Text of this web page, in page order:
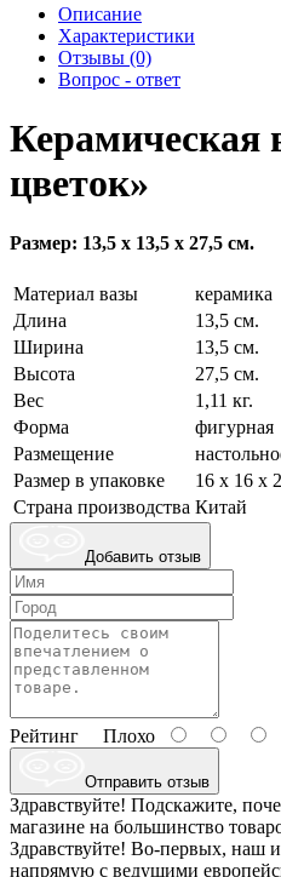
Описание
Характеристики
Отзывы (0)
Вопрос - ответ
Керамическая
цветок»
Размер: 13,5 х 13,5 х 27,5 см.
Материал вазы
керамика
Длина
13,5 см.
Ширина
13,5 см.
Высота
27,5 см.
Вес
1,11 кг.
Форма
фигурная
Размещение
Размер в упаковке
16 х 16 х
Страна производства Китай
Добавить отзыв
Рейтинг Плохо
Отправить отзыв
Здравствуйте! Подскажите,
магазине на большинство
Здравствуйте! Во-первых, наш
напрямую с ведущими